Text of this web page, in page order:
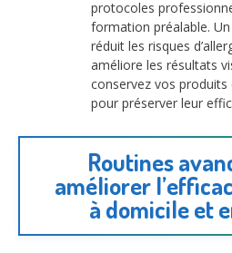
protocoles
formation préalable.
réduit les risques
améliore les résultats
conservez vos
pour préserver leur
Routines
améliorer
à domicile et